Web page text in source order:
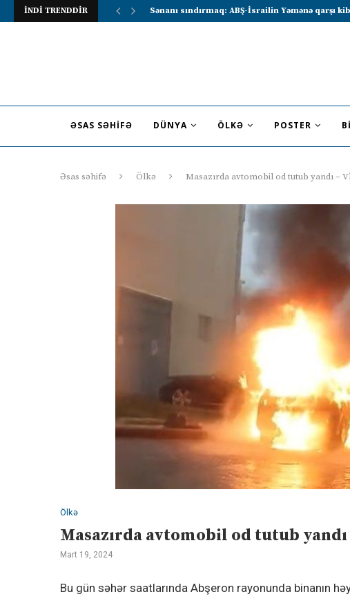
İNDİ TRENDDİR Lavrov Suriya prezidentini Rusiya–Ərəb
ƏSAS SƏHIFƏ DÜNYA ÖLKƏ POSTER
Əsas səhifə Ölkə Masazırda avtomobil od tutub yandı –
Ölkə
Masazırda avtomobil od tutub yandı
Mart 19, 2024
Bu gün səhər saatlarında Abşeron rayonunda binanın